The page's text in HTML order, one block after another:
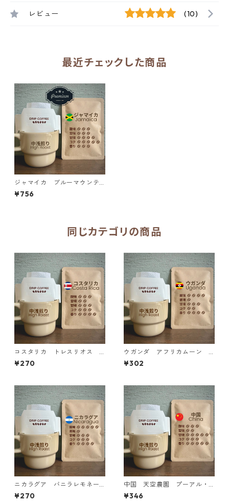
レビュー (10)
最近チェックした商品
ジャマイカ ブルーマウンテ
ン NO.1 ドリップバッグ
¥756
同じカテゴリの商品
コスタリカ トレスリオス
イエローハニー ドリップバ
ッグ
¥270
ウガンダ アフリカムーン
ジャッカル マイクロロッ
ト ドリップバッグ
¥302
ニカラグア バニラレモネー
ド ファンキーナチュラル
ドリップバッグ
¥270
中国 天空農園 プーアル・
ピーチ Wファーメンテーシ
ョン ドリップバッグ
¥346